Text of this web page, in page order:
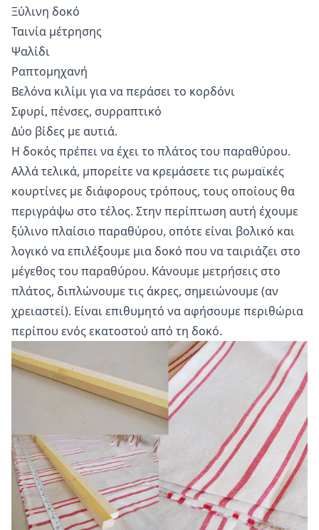
Ξύλινη δοκό
Ταινία μέτρησης
Ψαλίδι
Ραπτομηχανή
Βελόνα κιλίμι για να περάσει το κορδόνι
Σφυρί, πένσες, συρραπτικό
Δύο βίδες με αυτιά.
Η δοκός πρέπει να έχει το πλάτος του παραθύρου.
Αλλά τελικά, μπορείτε να κρεμάσετε τις ρωμαϊκές
κουρτίνες με διάφορους τρόπους, τους οποίους θα
περιγράψω στο τέλος. Στην περίπτωση αυτή έχουμε
ξύλινο πλαίσιο παραθύρου, οπότε είναι βολικό και
λογικό να επιλέξουμε μια δοκό που να ταιριάζει στο
μέγεθος του παραθύρου. Κάνουμε μετρήσεις στο
πλάτος, διπλώνουμε τις άκρες, σημειώνουμε (αν
χρειαστεί). Είναι επιθυμητό να αφήσουμε περιθώρια
περίπου ενός εκατοστού από τη δοκό.